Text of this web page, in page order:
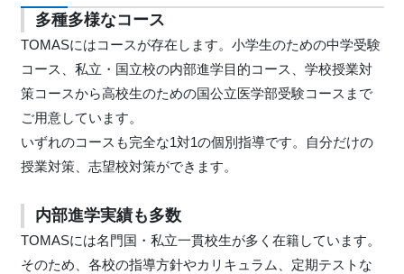
多種多様なコース
TOMASにはコースが存在します。小学生のための中学受験
コース、私立・国立校の内部進学目的コース、学校授業対
策コースから高校生のための国公立医学部受験コースまで
ご用意しています。
いずれのコースも完全な1対1の個別指導です。自分だけの
授業対策、志望校対策ができます。
内部進学実績も多数
TOMASには名門国・私立一貫校生が多く在籍しています。
そのため、各校の指導方針やカリキュラム、定期テストな